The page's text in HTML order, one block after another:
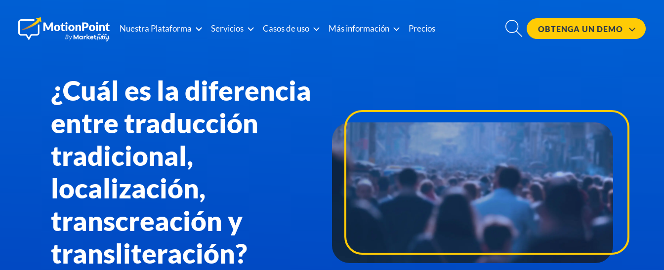
Nuestra Plataforma Servicios Casos de uso Más información Precios OBTENGA UN DEMO
¿Cuál es la diferencia
entre traducción
tradicional,
localización,
transcreación y
transliteración?